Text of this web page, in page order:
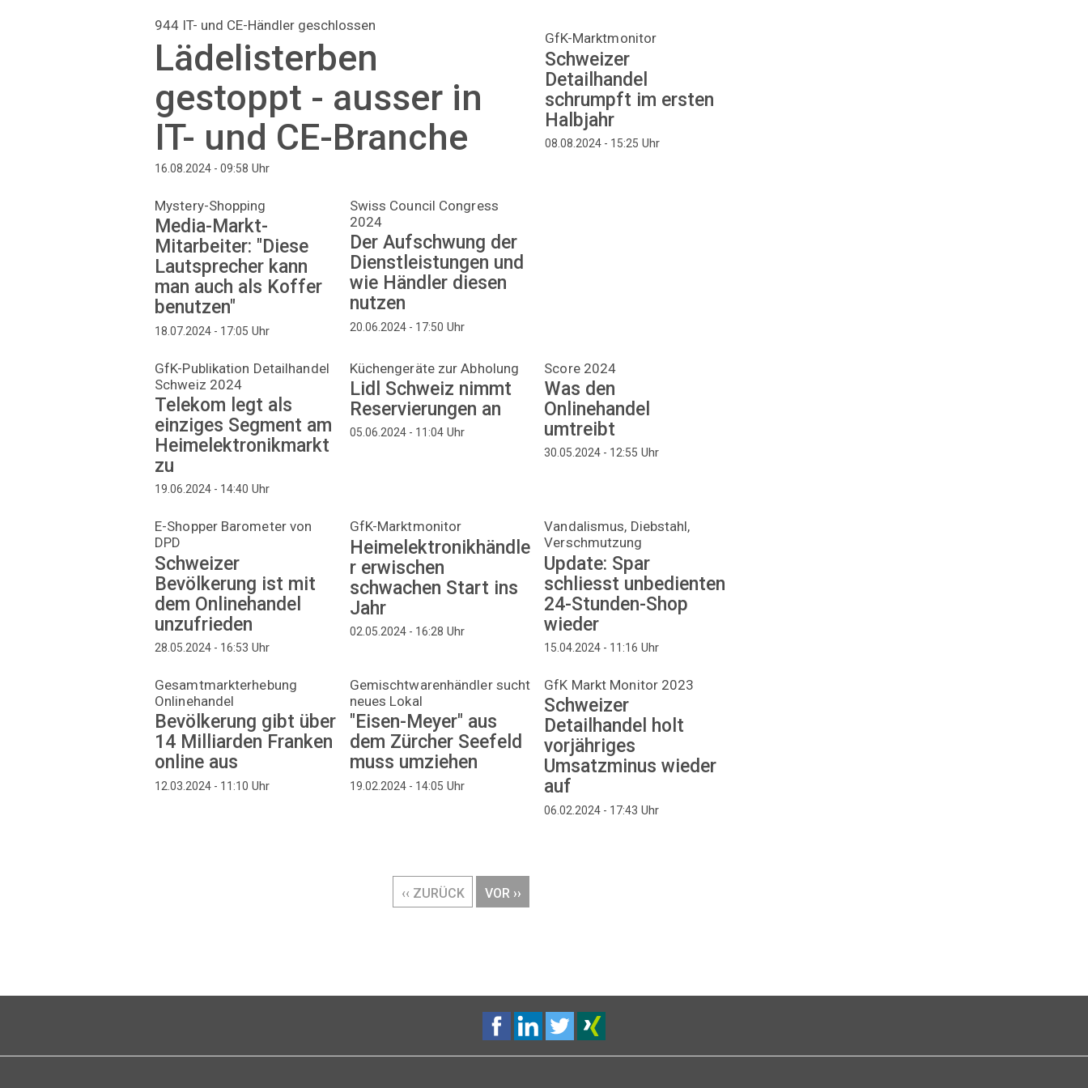
944 IT- und CE-Händler geschlossen
Lädelisterben
gestoppt - ausser in
IT- und CE-Branche
16.08.2024 - 09:58 Uhr
GfK-Marktmonitor
Schweizer
Detailhandel
schrumpft im ersten
Halbjahr
08.08.2024 - 15:25 Uhr
Mystery-Shopping
Media-Markt-
Mitarbeiter: "Diese
Lautsprecher kann
man auch als Koffer
benutzen"
18.07.2024 - 17:05 Uhr
Swiss Council Congress
2024
Der Aufschwung der
Dienstleistungen und
wie Händler diesen
nutzen
20.06.2024 - 17:50 Uhr
GfK-Publikation Detailhandel
Schweiz 2024
Telekom legt als
einziges Segment am
Heimelektronikmarkt
zu
19.06.2024 - 14:40 Uhr
Küchengeräte zur Abholung
Lidl Schweiz nimmt
Reservierungen an
05.06.2024 - 11:04Uhr
Score 2024
Was den
Onlinehandel
umtreibt
30.05.2024 - 12:55 Uhr
E-Shopper Barometer von
DPD
Schweizer
Bevölkerung ist mit
dem Onlinehandel
unzufrieden
28.05.2024 - 16:53 Uhr
GfK-Marktmonitor
Heimelektronikhändle
r erwischen
schwachen Start ins
Jahr
02.05.2024 - 16:28 Uhr
Vandalismus, Diebstahl,
Verschmutzung
Update: Spar
schliesst unbedienten
24-Stunden-Shop
wieder
15.04.2024 - 11:16 Uhr
Gesamtmarkterhebung
Onlinehandel
Bevölkerung gibt über
14 Milliarden Franken
online aus
12.03.2024 - 11:10 Uhr
Gemischtwarenhändler sucht
neues Lokal
"Eisen-Meyer" aus
dem Zürcher Seefeld
muss umziehen
19.02.2024 - 14:05 Uhr
GfK Markt Monitor 2023
Schweizer
Detailhandel holt
vorjähriges
Umsatzminus wieder
auf
06.02.2024 - 17:43 Uhr
VORHERIGE
‹‹ ZURÜCK
NÄCHSTE
VOR ››